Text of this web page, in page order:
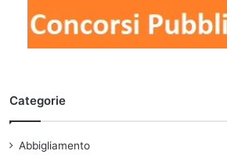
Categorie
Abbigliamento